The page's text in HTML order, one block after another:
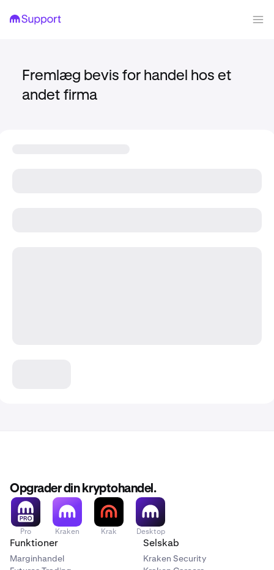
Fremlæg bevis for handel hos et
andet firma
Opgrader din kryptohandel.
Pro Kraken Krak Desktop
Funktioner
Marginhandel
Selskab
Kraken Security